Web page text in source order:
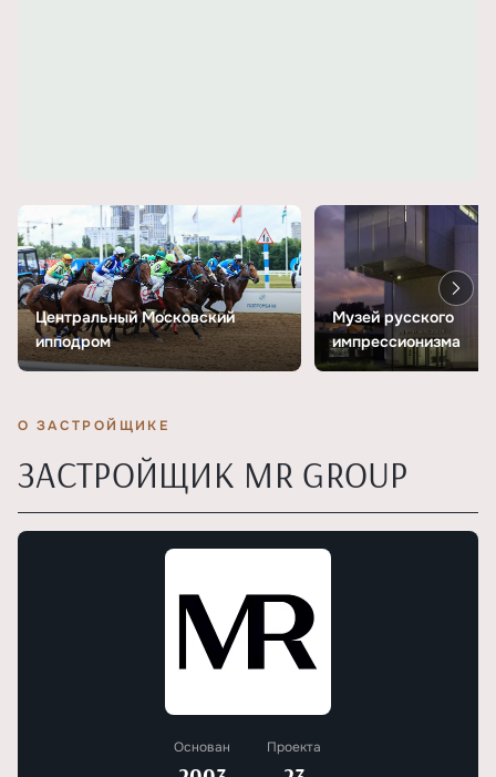
Центральный Московский
ипподром
Музей русского
импрессионизма
О ЗАСТРОЙЩИКЕ
ЗАСТРОЙЩИК MR GROUP
Основан Проекта